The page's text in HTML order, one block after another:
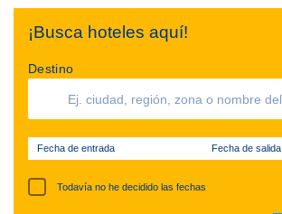
¡Busca hoteles aquí!
Destino
Fecha de entrada Fecha de salida
Todavía no he decidido las fechas